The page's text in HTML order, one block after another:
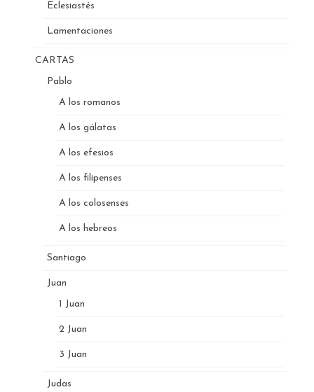
Eclesiastés
Lamentaciones
CARTAS
Pablo
A los romanos
A los gálatas
A los efesios
A los filipenses
A los colosenses
A los hebreos
Santiago
Juan
1 Juan
2 Juan
3 Juan
Judas